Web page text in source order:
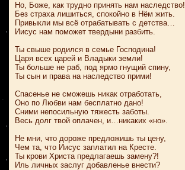
Но, Боже, как трудно принять нам наследство!
Без страха лишиться, спокойно в Нём жить.
Привыкли мы всё отрабатывать с детства…
Иисус нам поможет твердыни разбить.
Ты свыше родился в семье Господина!
Царя всех царей и Владыки земли!
Ты больше не раб, под ярмо гнущий спину,
Ты сын и права на наследство прими!
Спасенье не сможешь никак отработать,
Оно по Любви нам бесплатно дано!
Сними непосильную тяжесть заботы.
Весь долг твой оплачен, и…никаких «но».
Не мни, что дороже предложишь ты цену,
Чем та, что Иисус заплатил на Кресте.
Ты крови Христа предлагаешь замену?!
Иль личных заслуг добавленье внести?